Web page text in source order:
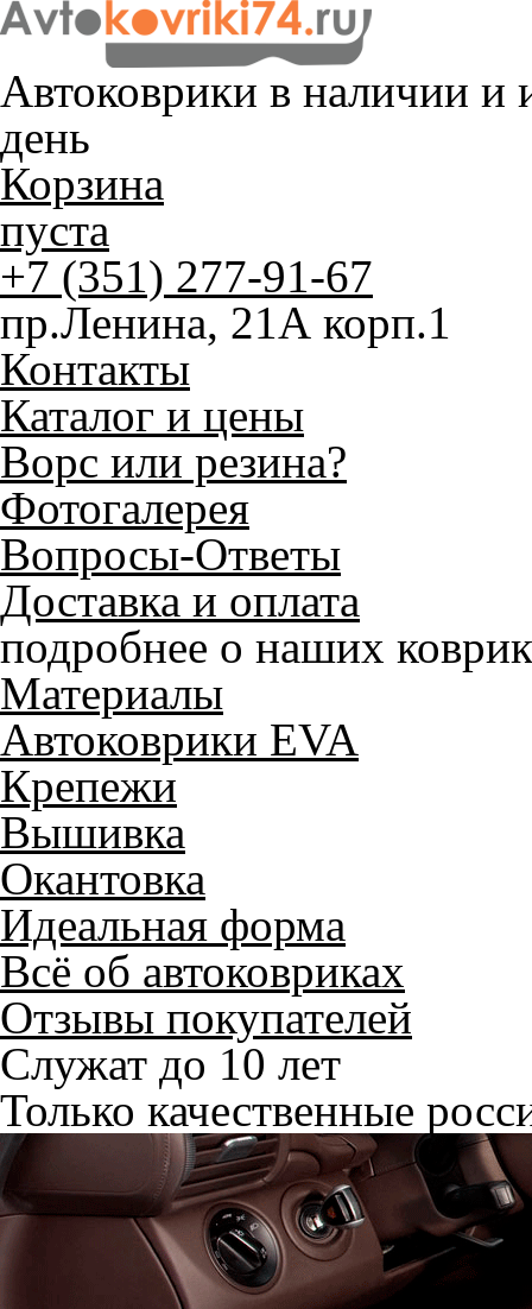
Автоковрики в наличии и
день
Корзина
пуста
+7 (351) 277-91-67
пр.Ленина, 21А корп.1
Контакты
Каталог и цены
Ворс или резина?
Фотогалерея
Вопросы-Ответы
Доставка и оплата
подробнее о наших
Материалы
Автоковрики EVA
Крепежи
Вышивка
Окантовка
Идеальная форма
Всё об автоковриках
Отзывы покупателей
Служат до 10 лет
Только качественные